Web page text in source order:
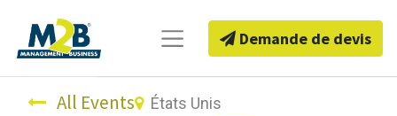
Demande de devis
All Events États Unis